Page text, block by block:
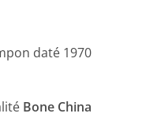
daté 1970
Bone China